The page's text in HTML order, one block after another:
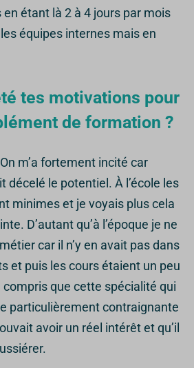
étant là 2 à 4 jours par mois
équipes internes mais en
tes motivations pour
de formation ?
m’a fortement incité car
décelé le potentiel. À l’école les
minimes et je voyais plus cela
D’autant qu’à l’époque je ne
car il n’y en avait pas dans
et puis les cours étaient un peu
compris que cette spécialité qui
particulièrement contraignante
avoir un réel intérêt et qu’il